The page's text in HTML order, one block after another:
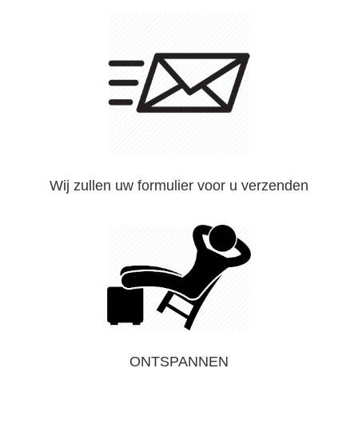
Wij zullen uw formulier voor u verzenden
ONTSPANNEN